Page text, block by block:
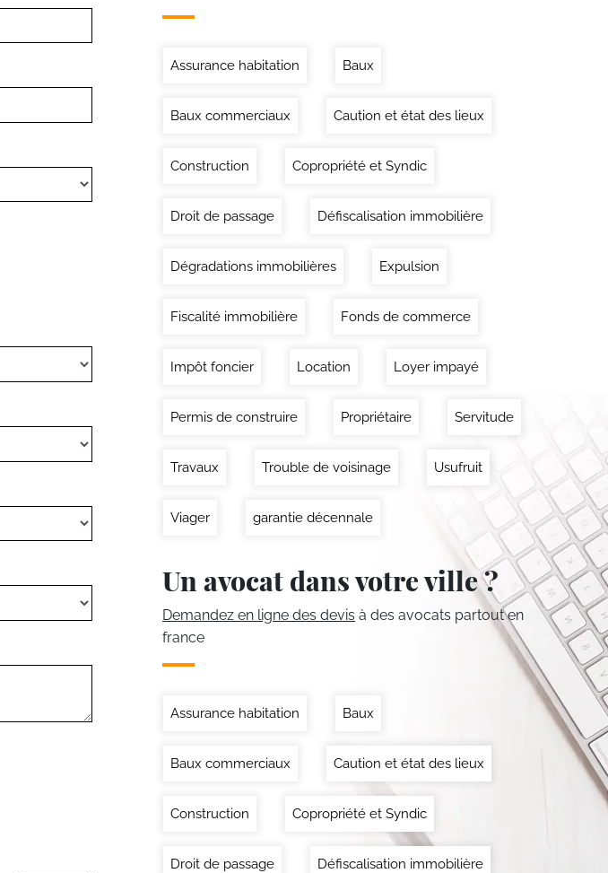
Assurance habitation Baux
Baux commerciaux Caution et état des lieux
Construction Copropriété et Syndic
Droit de passage Défiscalisation immobilière
Dégradations immobilières Expulsion
Fiscalité immobilière Fonds de commerce
Impôt foncier Location Loyer impayé
Permis de construire Propriétaire Servitude
Travaux Trouble de voisinage Usufruit
Viager garantie décennale
Un avocat dans votre ville ?
Demandez en ligne des devis à des avocats partout en
france
Assurance habitation Baux
Baux commerciaux Caution et état des lieux
Construction Copropriété et Syndic
Droit de passage Défiscalisation immobilière